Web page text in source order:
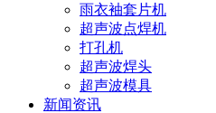
雨衣袖套片机
超声波点焊机
打孔机
超声波焊头
超声波模具
新闻资讯